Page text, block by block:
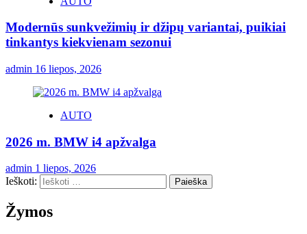
Modernūs sunkvežimių ir džipų variantai, puikiai
tinkantys kiekvienam sezonui
admin 16 liepos, 2026
AUTO
2026 m. BMW i4 apžvalga
admin 1 liepos, 2026
Ieškoti:
Žymos